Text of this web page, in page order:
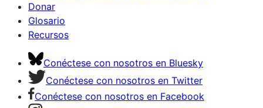
Donar
Glosario
Recursos
Conéctese con nosotros en Bluesky
Conéctese con nosotros en Twitter
Conéctese con nosotros en Facebook